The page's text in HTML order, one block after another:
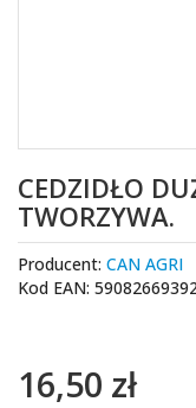
CEDZIDŁO
TWORZYWA.
Producent: CAN AGRI
Kod EAN:
16,50 zł